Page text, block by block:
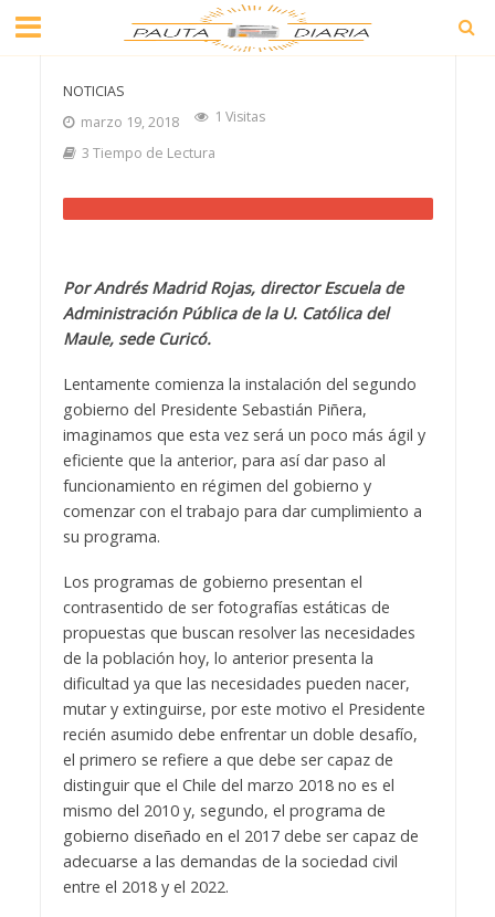
NOTICIAS
marzo 19, 2018
1 Visitas
3 Tiempo de Lectura
Por Andrés Madrid Rojas, director Escuela de
Administración Pública de la U. Católica del
Maule, sede Curicó.
Lentamente comienza la instalación del segundo
gobierno del Presidente Sebastián Piñera,
imaginamos que esta vez será un poco más ágil y
eficiente que la anterior, para así dar paso al
funcionamiento en régimen del gobierno y
comenzar con el trabajo para dar cumplimiento a
su programa.
Los programas de gobierno presentan el
contrasentido de ser fotografías estáticas de
propuestas que buscan resolver las necesidades
de la población hoy, lo anterior presenta la
dificultad ya que las necesidades pueden nacer,
mutar y extinguirse, por este motivo el Presidente
recién asumido debe enfrentar un doble desafío,
el primero se refiere a que debe ser capaz de
distinguir que el Chile del marzo 2018 no es el
mismo del 2010 y, segundo, el programa de
gobierno diseñado en el 2017 debe ser capaz de
adecuarse a las demandas de la sociedad civil
entre el 2018 y el 2022.